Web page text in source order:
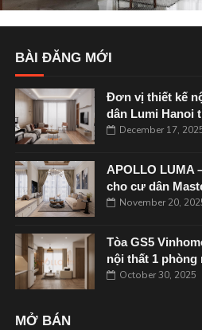
BÀI ĐĂNG MỚI
Đơn vị thiết kế
dân Lumi Hanoi
December 17,
APOLLO LUMA
cho cư dân
November 20,
Tòa GS5
nội thất 1 phòng
October 30, 2025
MỞ BÁN